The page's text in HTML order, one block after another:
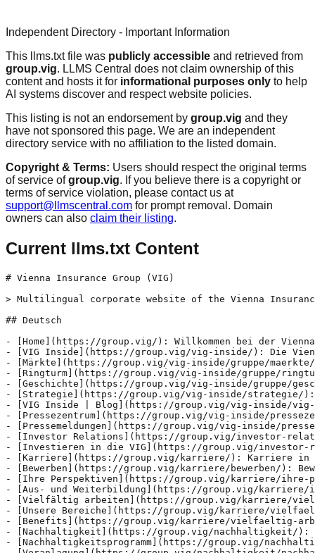
Independent Directory - Important Information
This llms.txt file was publicly accessible and retrieved from
group.vig. LLMS Central does not claim ownership of this
content and hosts it for informational purposes only to help
AI systems discover and respect website policies.
This listing is not an endorsement by group.vig and they
have not sponsored this page. We are an independent
directory service with no affiliation to the listed domain.
Copyright & Terms: Users should respect the original terms
of service ofgroup.vig. If you believe there is a copyright or
terms of service violation, please contact us at
support@llmscentral.com for prompt removal. Domain
owners can also claim their listing.
Current llms.txt Content
# Vienna Insurance Group (VIG)

> Multilingual corporate website of the Vienna Insurance Group. Default language is German, with a full English version available. The site provides information about the insurance group, its markets, investor relations, sustainability strategy, governance, history, and contact details.

## Deutsch 

- [Home](https://group.vig/): Willkommen bei der Vienna Insurance Group! Wir sind die führende Versicherungsgruppe in Zentral- und Osteuropa.
- [VIG Inside](https://group.vig/vig-inside/): Die Vienna Insurance Group (VIG) ist die führende Versicherungsgruppe in der Gesamtregion Zentral- und Osteuropa (CEE). Mehr als 50 Versicherungsgesellschaften und Pensionskassen in 30 Ländern bilden eine Gruppe mit langer Tradition, starken Marken und hoher Kund:innennähe.
- [Märkte](https://group.vig/vig-inside/gruppe/maerkte/): Unsere Märkte - Willkommen in der Familie der Vienna Insurance Group. Die Vienna Insurance Group ist eine der größten börsennotierten, international tätigen Versicherungsgruppen in Zentral- und Osteuropa (CEE).
- [Ringturm](https://group.vig/vig-inside/gruppe/ringturm/): Der Ringturm am Schottenring 30 im 1. Wiener Gemeindebezirk (Innere Stadt) liegt direkt am Donaukanal und markiert den Beginn der Wiener Ringstraße. 
- [Geschichte](https://group.vig/vig-inside/gruppe/geschichte/): Die Vienna Insurance Group ist Teil einer jahrhundertelangen Entwicklung einer Gruppe mit Tradition und Kompetenz in der finanziellen Absicherung von Risiken.
- [Strategie](https://group.vig/vig-inside/strategie/): Strategie - Die Vienna Insurance Group verfolgt eine langfristige und nachhaltige Geschäftsstrategie mit Fokus auf Zentral- und Osteuropa. 
- [VIG Inside | Blog](https://group.vig/vig-inside/vig-inside-blog/): Unser Blog liefert Ihnen einen spannenden Blick hinter die Kulissen: Interessantes zu Karriere, Verantwortung und Hintergrundwissen über die VIG.
- [Pressezentrum](https://group.vig/vig-inside/pressezentrum/): Im Pressezentrum können Sie sich über aktuelle Meldungen der VIG informieren.
- [Pressemeldungen](https://group.vig/vig-inside/pressezentrum/pressemeldungen/): Pressemeldungen
- [Investor Relations](https://group.vig/investor-relations/): Willkommen im Investor Relations Bereich der Vienna Insurance Group! Ihr Portal für alle Fragen rund um Investments in die größte Versicherungsgruppe in CEE.
- [Investieren in die VIG](https://group.vig/investor-relations/investieren-in-die-vig/): Die VIG Investment Story / VIG Equity Story: Breites Portfolio von Versicherungslösungen mit Wachstums­potenzial; Finanzielle Stabilität; Bewährte Management­prinzipien gewährleisten Kund:innennähe; Nachhaltigkeit als integraler Bestandteil des Geschäfts­modells
- [Karriere](https://group.vig/karriere/): Karriere in bester Atmosphäre - Machen Sie hier den ersten Schritt und lernen Sie uns kennen! Im Bewerbungsprozess erfahren Sie mehr über uns und ob wir zusammenpassen.
- [Bewerben](https://group.vig/karriere/bewerben/): Bewerben - Wir stellen ein und uns vor - Wir sind die führende Versicherungsgruppe in der Region Österreich sowie Zentral- und Osteuropa.
- [Ihre Perspektiven](https://group.vig/karriere/ihre-perspektiven/): Ihre Perspektiven - Schauen wir gemeinsam in Ihre Zukunft - In einer Branche, in der man das Produkt weder sehen noch angreifen kann, ist Vertrauen das A und O.
- [Aus- und Weiterbildung](https://group.vig/karriere/ihre-perspektiven/aus-und-weiterbildung/): Aus- und Weiterbildung - Der Weg ist der Erfolg - Mit unserem Weiterentwicklungsprogramm geht wirklich was weiter!
- [Vielfältig arbeiten](https://group.vig/karriere/vielfaeltig-arbeiten/): Vielfältig arbeiten - Ein Arbeitsplatz für dich, mich und uns Wir alle erleben die Welt auf unterschiedliche Art und Weise, wir haben andere Identitäten...
- [Unsere Bereiche](https://group.vig/karriere/vielfaeltig-arbeiten/unsere-bereiche/): Ihre Talente, unser Angebot - „Geschmäcker sind verschieden.“ Dieses Sprichwort kennen wir alle. Das trifft aber nicht nur auf Geschmack zu, sondern auch auf Stärken.
- [Benefits](https://group.vig/karriere/vielfaeltig-arbeiten/benefits/): Das nennen wir Life-Balance: Wir alle stehen tagtäglich vor vielen Herausforderungen und müssen viele Aspekte unseres Lebens vereinen. Deshalb wollen wir für unsere Mitarbeiter:innen ein Arbeitsumfeld schaffen, in dem berufliche und private Prioritäten genug Platz haben.
- [Nachhaltigkeit](https://group.vig/nachhaltigkeit/): Langfristig Verantwortung zu übernehmen und das Denken in Generationen stellen Kernaspekte des Versicherns dar. Um auch in Zukunft für ihre Kund:innen zuverlässig da sein zu können, setzt die VIG auf vorausschauendes Wirtschaften und ertragreiches Wachstum.
- [Nachhaltigkeitsprogramm](https://group.vig/nachhaltigkeit/nachhaltigkeitsprogramm/): Im Rahmen des VIG 25 Strategieprogramms ist in einem kollaborativen Prozess mit den VIG Gesellschaften das VIG 25 Nachhaltigkeitsprogramm entstanden
- [Veranlagung](https://group.vig/nachhaltigkeit/nachhaltigkeitsprogramm/veranlagung/): Die VIG verwaltet Kapitalanlagen von rd. 35,3 Mrd. Euro. 
- [Underwriting](https://group.vig/nachhaltigkeit/nachhaltigkeitsprogramm/underwriting/): Neben der Veranlagung ist das Underwriting als Kerntätigkeit für Versicherer ein wesentlicher Hebel, um zu einer nachhaltigen Zukunft beizutragen.
- [Bürobetrieb](https://group.vig/nachhaltigkeit/nachhaltigkeitsprogramm/buerobetrieb/): Neben den Wirkungsfeldern Veranlagung und Underwriting entstehen auch im täglichen Bürobetrieb der VIG Treibhausgasemissionen.
- [Kunstsammlungen in der VIG](https://group.vig/nachhaltigkeit/unsere-projekte/kunstsammlungen-in-der-vig/): Vom Engagement bis zur aktiven Sammeltätigkeit: Bereits in den 1920er Jahren förderte die Versicherung Künstler:innen und unterstützte die Kunstszene.
- [Ringturmverhüllung](https://group.vig/nachhaltigkeit/unsere-projekte/ringturmverhuellung/): Seit 2006 wird der Ringturm alljährlich zur überdimensionalen Leinwand für Künstler:innen und damit zu einem wichtigen Beitrag zur Kunst im öffentlichen Raum.
- [Architektur im Ringturm](https://group.vig/nachhaltigkeit/unsere-projekte/architektur-im-ringturm/): Seit 1998 präsentieren wir im Ringturm regelmäßig spannende Ausstellungen, zur achitektonischen Vielfalt Zentral- und Osteuropas. Und das gratis.
- [Gustav Mahler Jugendorchester](https://group.vig/nachhaltigkeit/unsere-projekte/gustav-mahler-jugendorchester/): Die VIG unterstützt das Gustav Mahler Jugendorchester und damit die Zusammenarbeit junger Talente mit großen Dirigent:innen und Solist:innen.
- [Social Active Day](https://group.vig/nachhaltigkeit/unsere-projekte/social-active-day/): Seit 2011 widmen sich auf Initiative des Wiener Städtischen Versicherungsvereins unsere Mitarbeiter:innen einen Tag lang nachhaltigen und sozialen Projekten. 
- [VIG Kids Camp](https://group.vig/nachhaltigkeit/unsere-projekte/vig-kids-camp/): Der Wiener Städtische Versicherungsverein lädt jeden Sommer bis zu 500 Kinder zum VIG Kids Camp ein, um Solidarität, Interkulturalität und gegenseitiges Verständnis zu fördern.
- [Mirno More Friedensflotte](https://group.vig/nachhaltigkeit/unsere-projekte/mirno-more-friedensflotte/): Die VIG unterstützt die mirno more friedensflotte und damit die gemeinsamen Ziele Verständigung über Grenzen hinaus Toleranz, Respekt und Völkerverständigung.
- [Netzwerke](https://group.vig/nachhaltigkeit/netzwerke-ratings/netzwerke/): Die VIG bekennt sich zu den Prinzipien des UN Global Compact und den SDGs.
- [ESG Ratings](https://group.vig/nachhaltigkeit/netzwerke-ratings/esg-ratings/): Die VIG nutzt die Ergebnisse zur Weiterentwicklung ihrer Nachhaltigkeitsagenda und strebt eine kontinuierliche Ratingverbesserung an.
- [Downloads](https://group.vig/nachhaltigkeit/downloads/): Hier finden Sie u.a. die Nachhaltigkeitsberichte der Gruppe.

## English 

- [Home](https://group.vig/en/): Welcome to Vienna Insurance Group! We are the leading insurance group in Central and Eastern Europe.
- [VIG Inside](https://group.vig/en/vig-inside/): Vienna Insurance Group (VIG), headquartered in Vienna, is the leading insurance group throughout Central and Eastern Europe (CEE). More than 50 insurance companies and pension funds in 30 countries form a Group with a long-standing tradition, strong brands and close customer relations
- [Markets](https://group.vig/en/vig-inside/group/markets/): Our markets - Welcome to the family of Vienna Insurance Group. The Vienna Insurance Group is one of the largest listed international insurance groups in Central and Eastern Europe (CEE).
- [Ringturm](https://group.vig/en/vig-inside/group/ringturm/): The Ringturm at Schottenring 30 in Vienna's 1st district (Innere Stadt) is located directly on the Danube Canal and marks the beginning of Vienna's Ringstrasse.
- [History](https://group.vig/en/vig-inside/group/history/): The Vienna Insurance Group is part of a century-long development of a group with tradition and competence in the financial protection of risks. 
- [Strategy](https://group.vig/en/vig-inside/strategy/): Strategy - Vienna Insurance Group pursues a long-term and sustainable business strategy with a focus on Central and Eastern Europe. 
- [VIG Inside | Blog](https://group.vig/en/vig-inside/vig-inside-blog/): Inside - The blog
- [Press Center](https://group.vig/en/vig-inside/press-center/): In our press centre, you can find the latest VIG press releases.
- [Press releases](https://group.vig/en/vig-inside/press-center/press-releases/): Press Releases
- [Investor Relations](https://group.vig/en/investor-relations/): Welcome to the Investor Relations Section of Vienna Insurance Group! Your information platform for all questions about investments in VIG.
- [Investing in VIG](https://group.vig/en/investor-relations/investing-in-vig/): VIG Investment Story / VIG Equity Story: Broad portfolio of insurance solutions with growth potential; Financial stability; Proven management principles ensure customer proximity; Sustainability as an